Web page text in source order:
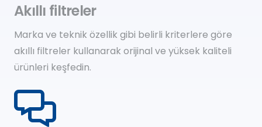
Akıllı filtreler
Marka ve teknik özellik gibi belirli kriterlere göre
akıllı filtreler kullanarak orijinal ve yüksek kaliteli
ürünleri keşfedin.